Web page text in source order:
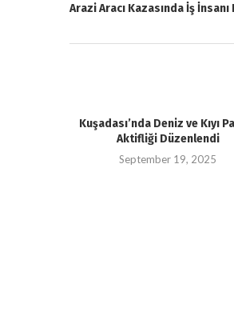
Arazi Aracı Kazasında İş
Kuşadası’nda Deniz ve Kıyı
Aktifliği Düzenlendi
September 19, 2025